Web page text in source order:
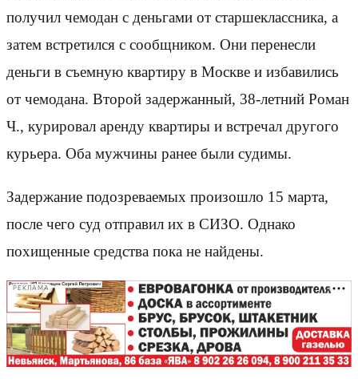
получил чемодан с деньгами от старшеклассника, а
затем встретился с сообщником. Они перенесли
деньги в съемную квартиру в Москве и избавились
от чемодана. Второй задержанный, 38-летний Роман
Ч., курировал аренду квартиры и встречал другого
курьера. Оба мужчины ранее были судимы.
Задержание подозреваемых произошло 15 марта,
после чего суд отправил их в СИЗО. Однако
похищенные средства пока не найдены.
РЕКЛАМА